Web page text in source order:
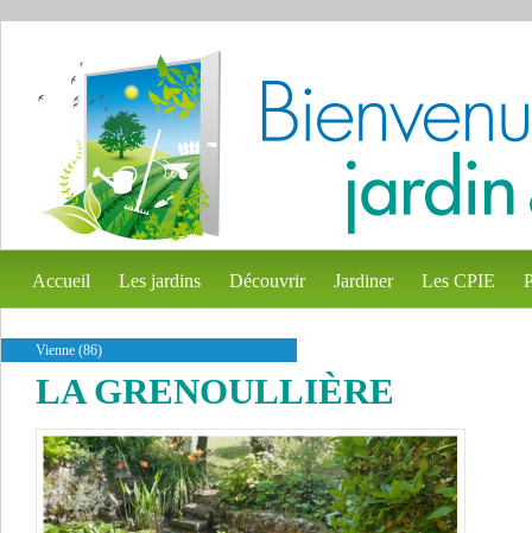
Accueil Les jardins Découvrir Jardiner Les CPIE
Vienne (86)
LA GRENOULLIÈRE